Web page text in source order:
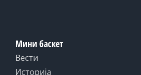
Мини баскет
Вести
Историја